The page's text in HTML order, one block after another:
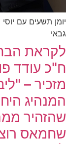
יומן תשעים עם
גבאי
לקראת
ח"כ עודד
מזכיר –
המנהיג
שהזהיר
שחמאס